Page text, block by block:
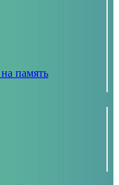
память